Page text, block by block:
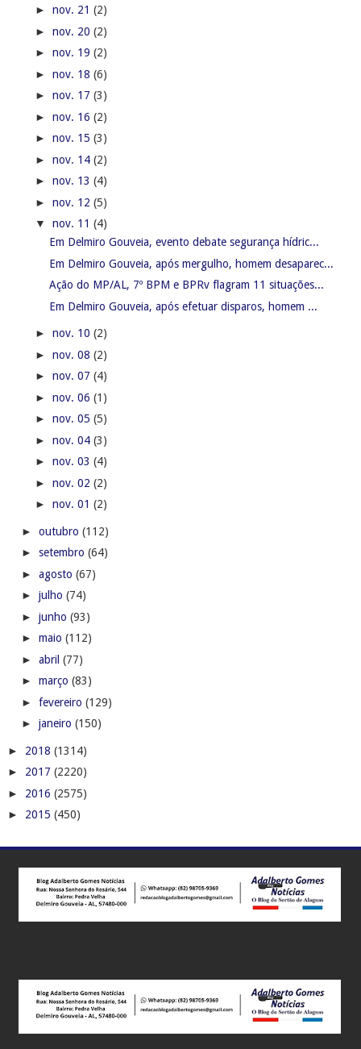
► nov. 21 (2)
► nov. 20 (2)
► nov. 19 (2)
► nov. 18 (6)
► nov. 17 (3)
► nov. 16 (2)
► nov. 15 (3)
► nov. 14 (2)
► nov. 13 (4)
► nov. 12 (5)
▼ nov. 11 (4)
Em Delmiro Gouveia, evento debate segurança hídric...
Em Delmiro Gouveia, após mergulho, homem desaparec...
Ação do MP/AL, 7º BPM e BPRv flagram 11 situações...
Em Delmiro Gouveia, após efetuar disparos, homem ...
► nov. 10 (2)
► nov. 08 (2)
► nov. 07 (4)
► nov. 06 (1)
► nov. 05 (5)
► nov. 04 (3)
► nov. 03 (4)
► nov. 02 (2)
► nov. 01 (2)
► outubro (112)
► setembro (64)
► agosto (67)
► julho (74)
► junho (93)
► maio (112)
► abril (77)
► março (83)
► fevereiro (129)
► janeiro (150)
► 2018 (1314)
► 2017 (2220)
► 2016 (2575)
► 2015 (450)